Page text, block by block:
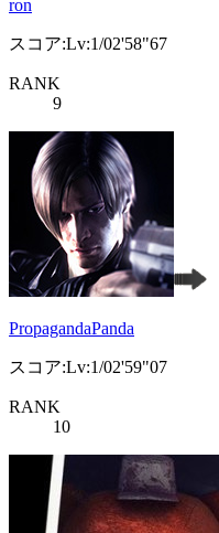
ron
スコア:Lv:1/02'58"67
RANK
9
PropagandaPanda
スコア:Lv:1/02'59"07
RANK
10